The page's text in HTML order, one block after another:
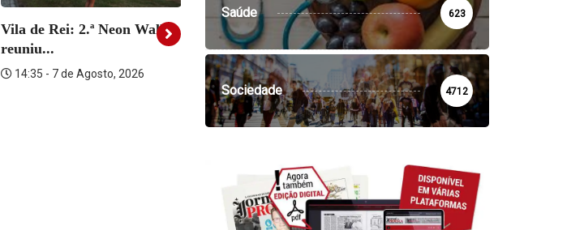
Vila de Rei: 2.ª Neon Walk
reuniu...
14:35 - 7 de Agosto, 2026
SOCIEDADE VILA DE REI
Vila de Rei monitoriza gás
radão
12:21 - 7 de Agosto, 2026
REGIÃO SOCIEDADE
Região: GNR detém
suspeitos em flagrante
14:15 - 6 de Agosto, 2026
Saúde 623
Sociedade 4712